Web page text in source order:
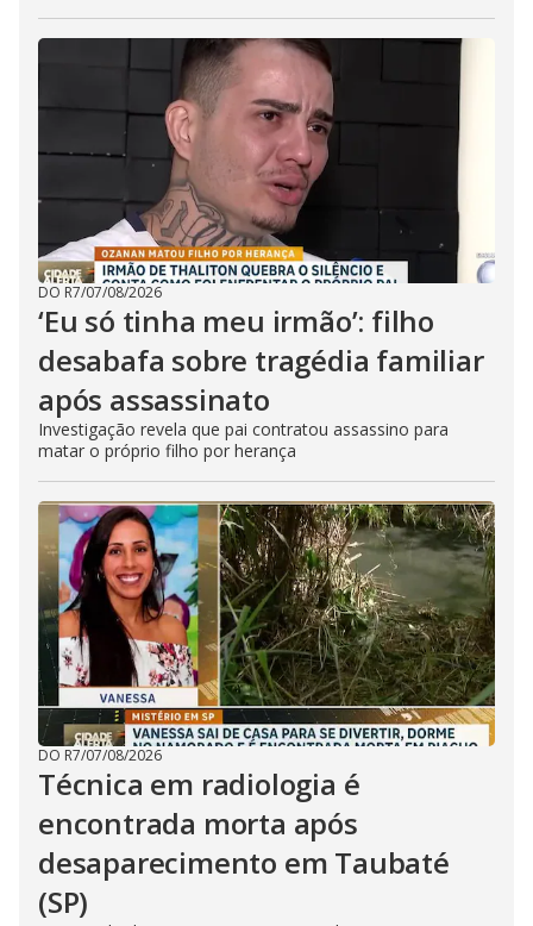
DO R7/07/08/2026
‘Eu só tinha meu irmão’: filho
desabafa sobre tragédia familiar
após assassinato
Investigação revela que pai contratou assassino para
matar o próprio filho por herança
DO R7/07/08/2026
Técnica em radiologia é
encontrada morta após
desaparecimento em Taubaté
(SP)